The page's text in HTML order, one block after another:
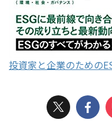
投資家と企業のための